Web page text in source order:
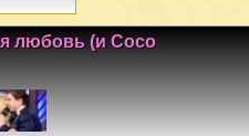
любовь (и Сосо